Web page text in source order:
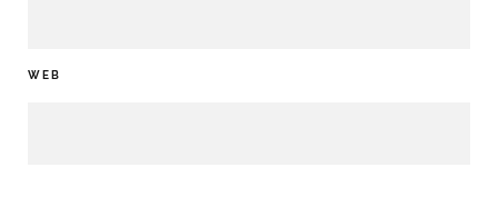
WEB